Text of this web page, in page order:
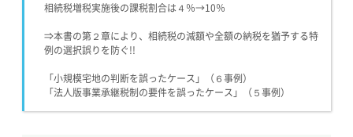
相続税増税実施後の課税割合は４％→10％
⇒本書の第２章により、相続税の減額や全額の納税を猶予する特
例の選択誤りを防ぐ!!
「小規模宅地の判断を誤ったケース」（６事例）
「法人版事業承継税制の要件を誤ったケース」（５事例）